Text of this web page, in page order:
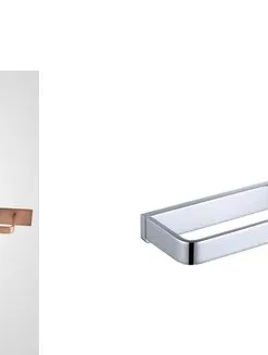
VEJA MAIS